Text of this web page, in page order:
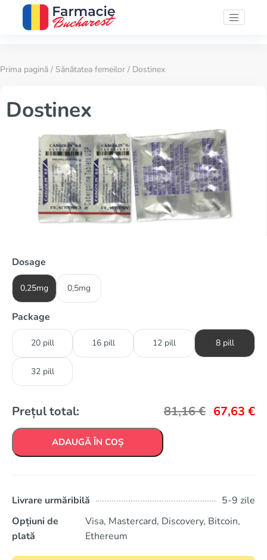
Prima pagină / Sănătatea femeilor / Dostinex
Dostinex
Dosage
0,25mg 0,5mg
Package
20 pill 16 pill 12 pill 8 pill
32 pill
Prețul total: 81,16€ 67,63 €
ADAUGĂ ÎN COȘ
Livrare urmăribilă
5-9 zile
Opțiuni de
plată
Visa, Mastercard, Discovery, Bitcoin,
Ethereum